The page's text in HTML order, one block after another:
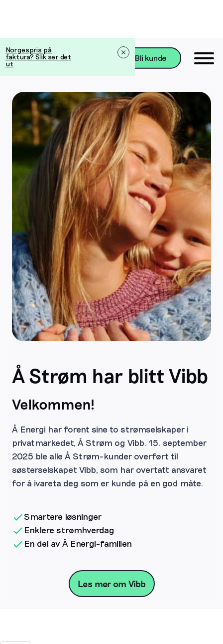
Norgespris på
faktura? Slik ser det
ut
Bli kunde
Å Strøm har blitt Vibb
Velkommen!
Å Energi har forent sine to strømselskaper i
privatmarkedet, Å Strøm og Vibb. 15. september
2025 ble alle Å Strøm-kunder overført til
søsterselskapet Vibb, som har overtatt ansvaret
for å ivareta deg som er kunde på en god måte.
Smartere løsninger
Enklere strømhverdag
En del av Å Energi-familien
Les mer om Vibb